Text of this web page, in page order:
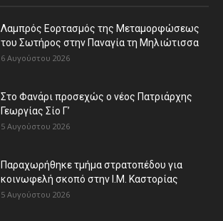
Λαμπρός Εορτασμός της Μεταμορφώσεως
του Σωτήρος στην Παναγία τη Μηλιώτισσα
6 Αυγούστου 2026
Στο Φανάρι προσεχώς ο νέος Πατριάρχης
Γεωργίας Σίο Γ’
5 Αυγούστου 2026
Παραχωρήθηκε τμήμα στρατοπέδου για
κοινωφελή σκοπό στην Ι.Μ. Καστορίας
5 Αυγούστου 2026